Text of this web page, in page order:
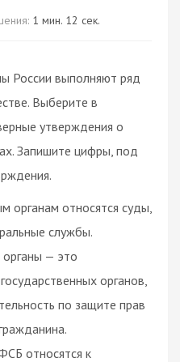
1 мин. 12 сек.
России выполняют ряд
Выберите в
утверждения о
Запишите цифры, под
органам относятся суды,
службы.
— это
органов,
по защите прав
относятся к